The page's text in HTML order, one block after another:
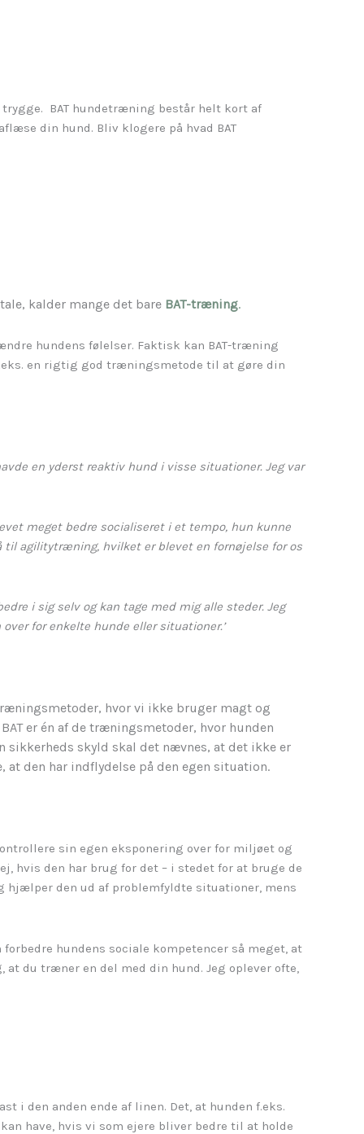
trygge. BAT hundetræning består helt kort af
din hund. Bliv klogere på hvad BAT
kalder mange det bare BAT-træning.
hundens følelser. Faktisk kan BAT-træning
en rigtig god træningsmetode til at gøre din
en yderst reaktiv hund i visse situationer. Jeg var
meget bedre socialiseret i et tempo, hun kunne
til agilitytræning, hvilket er blevet en fornøjelse for os
i sig selv og kan tage med mig alle steder. Jeg
for enkelte hunde eller situationer.’
hvor vi ikke bruger magt og
er én af de træningsmetoder, hvor hunden
sikkerheds skyld skal det nævnes, at det ikke er
den har indflydelse på den egen situation.
sin egen eksponering over for miljøet og
hvis den har brug for det – i stedet for at bruge de
den ud af problemfyldte situationer, mens
hundens sociale kompetencer så meget, at
du træner en del med din hund. Jeg oplever ofte,
i den anden ende af linen. Det, at hunden f.eks.
have, hvis vi som ejere bliver bedre til at holde